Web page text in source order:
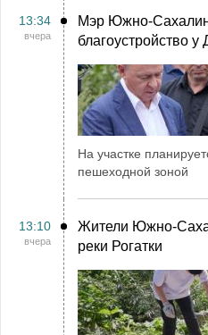
13:34
вчера
Мэр Южно-
благоустройство
На участке
пешеходной зоной
13:10
вчера
Жители Южно-
реки Рогатки